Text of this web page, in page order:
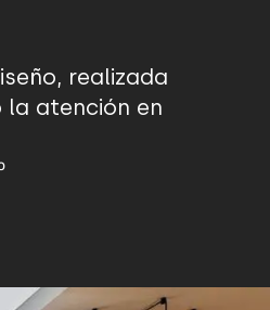
realizada
la atención en